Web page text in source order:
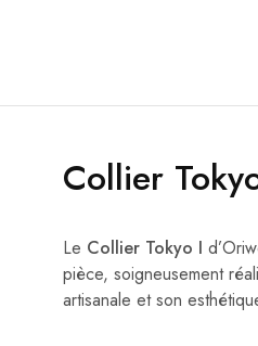
Collier
Le Collier Tokyo I
pièce, soigneusement
artisanale et son